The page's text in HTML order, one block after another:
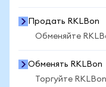
Продать RKLBon
Обменяйте
Обменять RKLBon
Торгуйте